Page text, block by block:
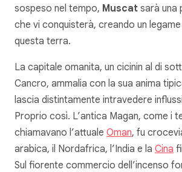
sospeso nel tempo, Muscat sarà una
che vi conquisterà, creando un
questa terra.
La capitale omanita, un cicinin al di
Cancro, ammalia con la sua anima
lascia distintamente intravedere
Proprio così. L’antica Magan, come i
chiamavano l’attuale Oman, fu
arabica, il Nordafrica, l’India e la Cina
Sul fiorente commercio dell’incenso